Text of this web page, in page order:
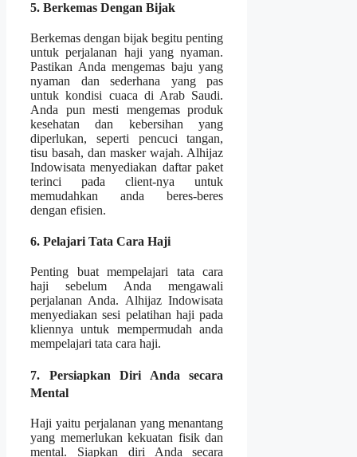
5. Berkemas Dengan Bijak
Berkemas dengan bijak begitu penting
untuk perjalanan haji yang nyaman.
Pastikan Anda mengemas baju yang
nyaman dan sederhana yang pas
untuk kondisi cuaca di Arab Saudi.
Anda pun mesti mengemas produk
kesehatan dan kebersihan yang
diperlukan, seperti pencuci tangan,
tisu basah, dan masker wajah. Alhijaz
Indowisata menyediakan daftar paket
terinci pada client-nya untuk
memudahkan anda beres-beres
dengan efisien.
6. Pelajari Tata Cara Haji
Penting buat mempelajari tata cara
haji sebelum Anda mengawali
perjalanan Anda. Alhijaz Indowisata
menyediakan sesi pelatihan haji pada
kliennya untuk mempermudah anda
mempelajari tata cara haji.
7. Persiapkan Diri Anda secara
Mental
Haji yaitu perjalanan yang menantang
yang memerlukan kekuatan fisik dan
mental. Siapkan diri Anda secara